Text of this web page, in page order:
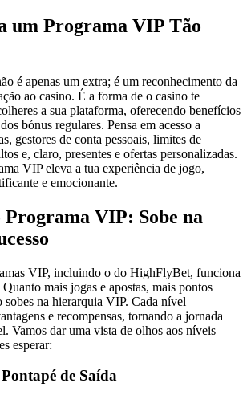
um Programa VIP Tão
é apenas um extra; é um reconhecimento da
ao casino. É a forma de o casino te
a sua plataforma, oferecendo benefícios
bónus regulares. Pensa em acesso a
gestores de conta pessoais, limites de
e, claro, presentes e ofertas personalizadas.
VIP eleva a tua experiência de jogo,
e emocionante.
Programa VIP: Sobe na
VIP, incluindo o do HighFlyBet, funciona
mais jogas e apostas, mais pontos
sobes na hierarquia VIP. Cada nível
e recompensas, tornando a jornada
Vamos dar uma vista de olhos aos níveis
esperar:
de Saída